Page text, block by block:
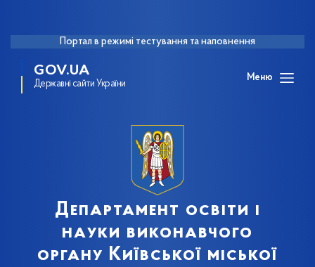
Портал в режимі тестування та наповнення
GOV.UA
Державні сайти України
Меню
Департамент освіти і
науки виконавчого
органу Київської міської